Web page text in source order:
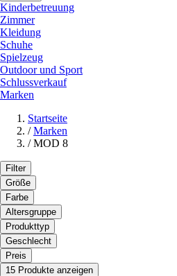
Kinderbetreuung
Zimmer
Kleidung
Schuhe
Spielzeug
Outdoor und Sport
Schlussverkauf
Marken
Startseite
/ Marken
/ MOD 8
Filter
Größe
Farbe
Altersgruppe
Produkttyp
Geschlecht
Preis
15 Produkte anzeigen